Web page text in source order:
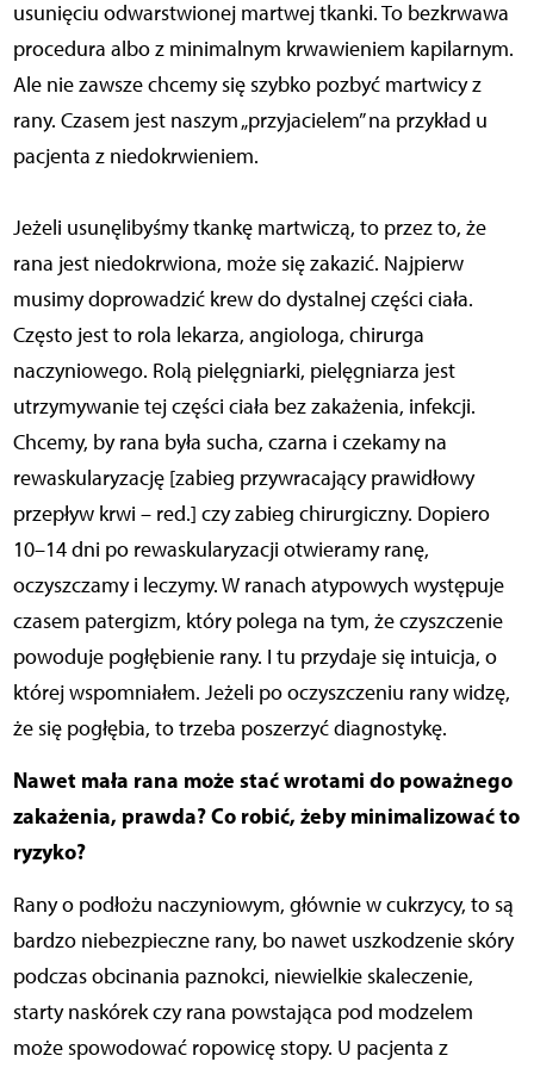
usunięciu odwarstwionej martwej tkanki. To bezkrwawa
procedura albo z minimalnym krwawieniem kapilarnym.
Ale nie zawsze chcemy się szybko pozbyć martwicy z
rany. Czasem jest naszym „przyjacielem” na przykład u
pacjenta z niedokrwieniem.
Jeżeli usunęlibyśmy tkankę martwiczą, to przez to, że
rana jest niedokrwiona, może się zakazić. Najpierw
musimy doprowadzić krew do dystalnej części ciała.
Często jest to rola lekarza, angiologa, chirurga
naczyniowego. Rolą pielęgniarki, pielęgniarza jest
utrzymywanie tej części ciała bez zakażenia, infekcji.
Chcemy, by rana była sucha, czarna i czekamy na
rewaskularyzację [zabieg przywracający prawidłowy
przepływ krwi – red.] czy zabieg chirurgiczny. Dopiero
10–14 dni po rewaskularyzacji otwieramy ranę,
oczyszczamy i leczymy. W ranach atypowych występuje
czasem patergizm, który polega na tym, że czyszczenie
powoduje pogłębienie rany. I tu przydaje się intuicja, o
której wspomniałem. Jeżeli po oczyszczeniu rany widzę,
że się pogłębia, to trzeba poszerzyć diagnostykę.
Nawet mała rana może stać wrotami do poważnego
zakażenia, prawda? Co robić, żeby minimalizować to
ryzyko?
Rany o podłożu naczyniowym, głównie w cukrzycy, to są
bardzo niebezpieczne rany, bo nawet uszkodzenie skóry
podczas obcinania paznokci, niewielkie skaleczenie,
starty naskórek czy rana powstająca pod modzelem
może spowodować ropowicę stopy. U pacjenta z